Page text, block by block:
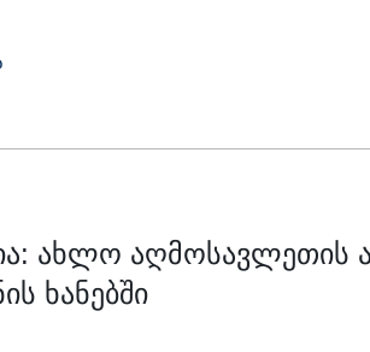
ახლო აღმოსავლეთის
ხანებში